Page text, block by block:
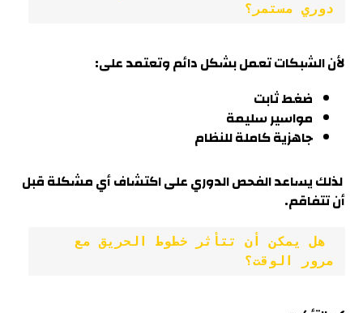
دوري مستمر؟
لأن الشبكات تعمل بشكل دائم وتعتمد على:
ضغط ثابت
مواسير سليمة
جاهزية كاملة للنظام
لذلك يساعد الفحص الدوري على اكتشاف أي مشكلة قبل
أن تتفاقم.
مرور الوقت؟